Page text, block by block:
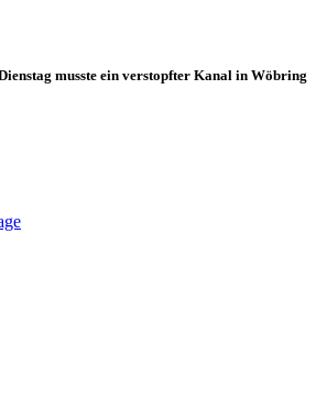
musste ein verstopfter Kanal in Wöbring